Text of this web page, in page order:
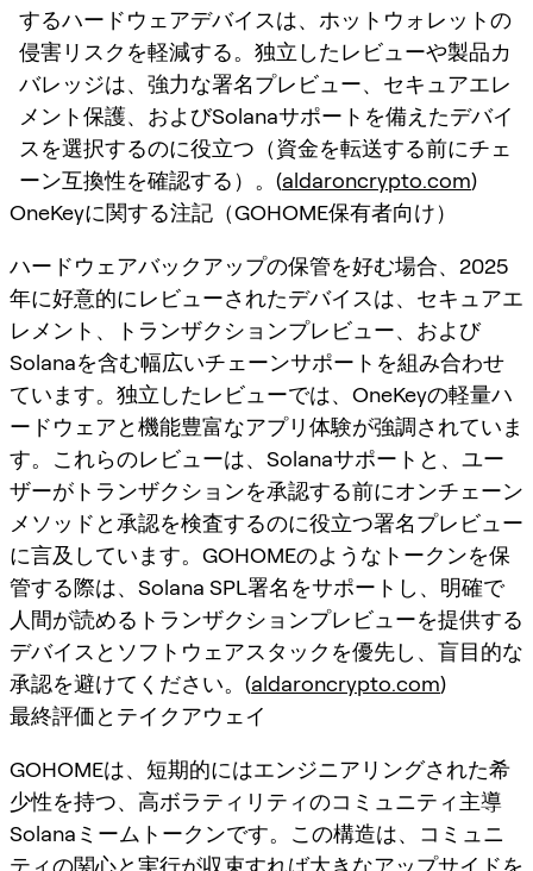
するハードウェアデバイスは、ホットウォレットの
侵害リスクを軽減する。独立したレビューや製品カ
バレッジは、強力な署名プレビュー、セキュアエレ
メント保護、およびSolanaサポートを備えたデバイ
スを選択するのに役立つ（資金を転送する前にチェ
ーン互換性を確認する）。(aldaroncrypto.com)
OneKeyに関する注記（GOHOME保有者向け）
ハードウェアバックアップの保管を好む場合、2025
年に好意的にレビューされたデバイスは、セキュアエ
レメント、トランザクションプレビュー、および
Solanaを含む幅広いチェーンサポートを組み合わせ
ています。独立したレビューでは、OneKeyの軽量ハ
ードウェアと機能豊富なアプリ体験が強調されていま
す。これらのレビューは、Solanaサポートと、ユー
ザーがトランザクションを承認する前にオンチェーン
メソッドと承認を検査するのに役立つ署名プレビュー
に言及しています。GOHOMEのようなトークンを保
管する際は、Solana SPL署名をサポートし、明確で
人間が読めるトランザクションプレビューを提供する
デバイスとソフトウェアスタックを優先し、盲目的な
承認を避けてください。(aldaroncrypto.com)
最終評価とテイクアウェイ
GOHOMEは、短期的にはエンジニアリングされた希
少性を持つ、高ボラティリティのコミュニティ主導
Solanaミームトークンです。この構造は、コミュニ
ティの関心と実行が収束すれば大きなアップサイドを